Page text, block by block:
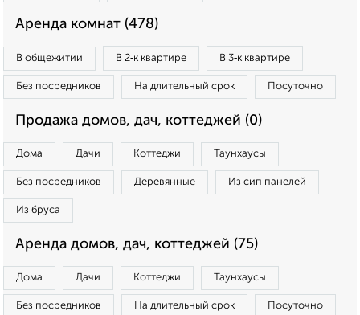
Аренда комнат (478)
В общежитии В 2‑к квартире В 3‑к квартире
Без посредников На длительный срок Посуточно
Продажа домов, дач, коттеджей (0)
Дома Дачи Коттеджи Таунхаусы
Без посредников Деревянные Из сип панелей
Из бруса
Аренда домов, дач, коттеджей (75)
Дома Дачи Коттеджи Таунхаусы
Без посредников На длительный срок Посуточно